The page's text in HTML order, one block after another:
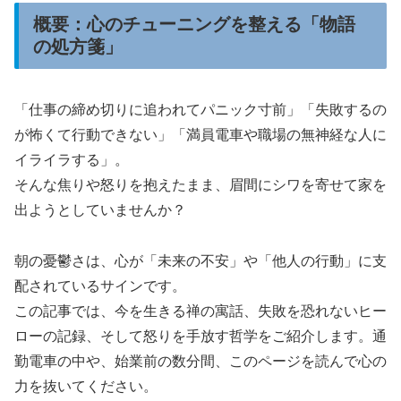
概要：心のチューニングを整える「物語
の処方箋」
「仕事の締め切りに追われてパニック寸前」「失敗するの
が怖くて行動できない」「満員電車や職場の無神経な人に
イライラする」。
そんな焦りや怒りを抱えたまま、眉間にシワを寄せて家を
出ようとしていませんか？
朝の憂鬱さは、心が「未来の不安」や「他人の行動」に支
配されているサインです。
この記事では、今を生きる禅の寓話、失敗を恐れないヒー
ローの記録、そして怒りを手放す哲学をご紹介します。通
勤電車の中や、始業前の数分間、このページを読んで心の
力を抜いてください。